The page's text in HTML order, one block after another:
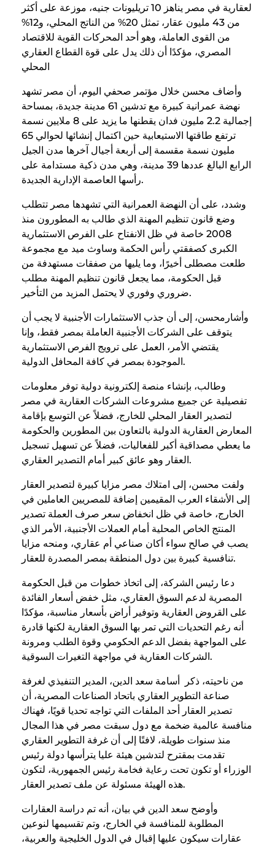
لعقارية في مصر يناهز 10 تريليونات جنيه، موزعة على أكثر
من 43 مليون عقار، تمثل 20% من الناتج المحلي، و12%
من القوى العاملة، وهو أحد المحركات القوية للاقتصاد
المصري، مؤكدًا أن ذلك يدل على قوة القطاع العقاري
المحلي
وأضاف محسن خلال مؤتمر صحفي اليوم، أن مصر تشهد
نهضة عمرانية كبيرة مع تدشين 61 مدينة جديدة، بمساحة
إجمالية 2.2 مليون فدان يقطنها ما يزيد على 8 ملايين نسمة
ترتفع طاقتها الاستيعابية حين اكتمال إنشائها لحوالي 65
مليون نسمة مقسمة إلى أربعة أجيال آخرها مدن الجيل
الرابع البالغ عددها 39 مدينة، وهي مدن ذكية مستدامة على
رأسها العاصمة الإدارية الجديدة.
وشدد، على أن النهضة العمرانية التي تشهدها مصر تتطلب
وضع قانون تنظيم المهنة الذي طالب به المطورون منذ
2008 خاصة في ظل الانفتاح على الفرص الاستثمارية
الكبرى كصفقتي رأس الحكمة وساوث ميد مع مجموعة
طلعت مصطلى أخيرًا، وما يليها من صفقات مستهدفة من
قبل الحكومة، مما يجعل قانون تنظيم المهنة مطلب
ضروري وفوري لا يحتمل المزيد من التأخير.
وأشارمحسن، إلى أن جذب الاستثمارات الأجنبية لا يجب أن
يتوقف على الشركات الأجنبية العاملة بمصر فقط، وإنا
يقتضي الأمر، العمل على ترويج الفرص الاستثمارية
الموجودة بمصر في كافة المحافل الدولية.
وطالب، بإنشاء منصة إلكترونية دولية توفر معلومات
تفصيلية عن جميع مشروعات الشركات العقارية في مصر
لتصدير العقار المحلي للخارج، فضلاً عن التوسع بإقامة
المعارض العقارية الدولية بالتعاون بين المطورين والحكومة
ما يعطي مصداقية أكبر للفعاليات، فضلاً عن تسهيل تسجيل
العقار وهو عائق كبير أمام التصدير العقاري.
ولفت محسن، إلى امتلاك مصر مزايا كبيرة لتصدير العقار
إلى الأشقاء العرب المقيمين إضافة للمصريين العاملين في
الخارج، خاصة في ظل انخفاض سعر صرف العملة تصدير
المنتج الخاص المحلية أمام العملات الأجنبية، الأمر الذي
يصب في صالح سواء أكان صناعي أم عقاري، ومنحه مزايا
تنافسية كبيرة بين دول المنطقة بمصر المصدرة للعقار.
دعا رئيس الشركة، إلى اتخاذ خطوات من قبل الحكومة
المصرية لدعم السوق العقاري، مثل خفض أسعار الفائدة
على القروض العقارية وتوفير أراض بأسعار مناسبة، مؤكدًا
أنه رغم التحديات التي تمر بها السوق العقارية لكنها قادرة
على المواجهة بفضل الدعم الحكومي وقوة الطلب ومرونة
الشركات العقارية في مواجهة التغيرات السوقية.
من ناحيته، ذكر أسامة سعد الدين، المدير التنفيذي لغرفة
صناعة التطوير العقاري باتحاد الصناعات المصرية، أن
تصدير العقار أحد الملفات التي تواجه تحديا قويًا، فهناك
منافسة عالمية ضخمة مع دول سبقت مصر في هذا المجال
منذ سنوات طويلة، لافتًا إلى أن غرفة التطوير العقاري
تقدمت بمقترح لتدشين هيئة عليا يترأسها دولة رئيس
الوزراء أو تكون تحت رعاية فخامة رئيس الجمهورية، لتكون
هذه الهيئة مسئولة عن ملف تصدير العقار.
وأوضح سعد الدين في بيان، أنه تم دراسة العقارات
المطلوبة للمنافسة في الخارج، وتم تقسيمها لنوعين
عقارات سيكون عليها إقبال في الدول الخليجية والعربية،